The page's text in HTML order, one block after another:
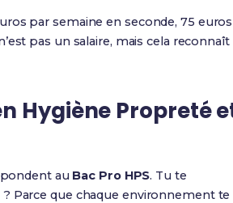
par semaine en seconde, 75
pas un salaire, mais cela reconnaît
Hygiène Propreté
au Bac Pro HPS. Tu te
Parce que chaque environnement te